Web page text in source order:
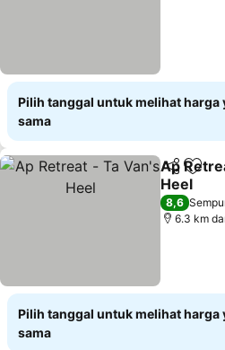
Pilih tanggal untuk melihat harga
sama
Bagikan
Ap
Heel
8,6
6.3 km
Pilih tanggal untuk melihat harga
sama